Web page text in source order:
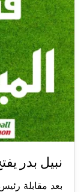
نبيل بدر
بعد مقابلة